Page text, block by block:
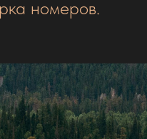
номеров.